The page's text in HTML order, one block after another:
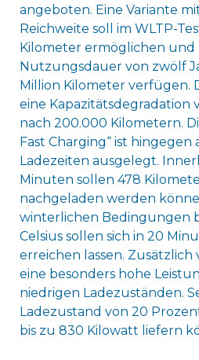
angeboten. Eine Variante
Reichweite soll im WLTP-
Kilometer ermöglichen und
Nutzungsdauer von zwölf
Million Kilometer verfügen.
eine Kapazitätsdegradation
nach 200.000 Kilometern.
Fast Charging“ ist
Ladezeiten ausgelegt.
Minuten sollen 478
nachgeladen werden
winterlichen Bedingungen
Celsius sollen sich in 20
erreichen lassen. Zusätzlich
eine besonders hohe
niedrigen Ladezuständen.
Ladezustand von 20
bis zu 830 Kilowatt liefern